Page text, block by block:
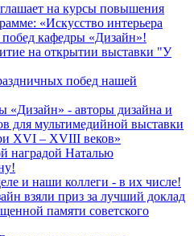
на курсы повышения
«Искусство интерьера
кафедры «Дизайн»!
на открытии выставки "У
побед нашей
«Дизайн» - авторы дизайна и
для мультимедийной выставки
XVI – XVIII веков»
наградой Наталью
и наши коллеги - в их числе!
взяли приз за лучший доклад
памяти советского